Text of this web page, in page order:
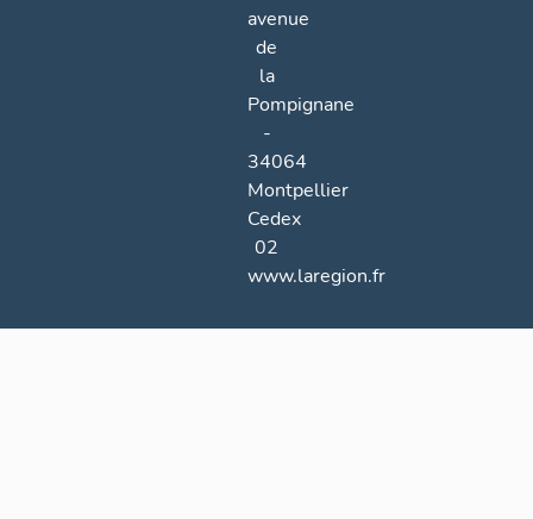
avenue
de
la
Pompignane
-
34064
Montpellier
Cedex
02
www.laregion.fr